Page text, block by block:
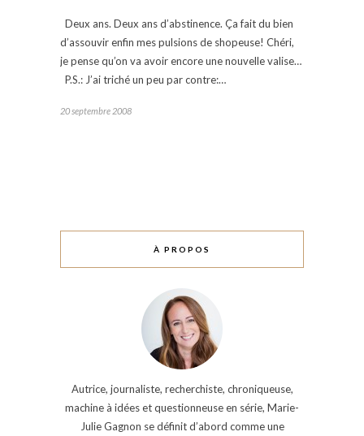
Deux ans. Deux ans d’abstinence. Ça fait du bien
d’assouvir enfin mes pulsions de shopeuse! Chéri,
je pense qu’on va avoir encore une nouvelle valise…
P.S.: J’ai triché un peu par contre:…
20 septembre 2008
À PROPOS
Autrice, journaliste, recherchiste, chroniqueuse,
machine à idées et questionneuse en série, Marie-
Julie Gagnon se définit d’abord comme une